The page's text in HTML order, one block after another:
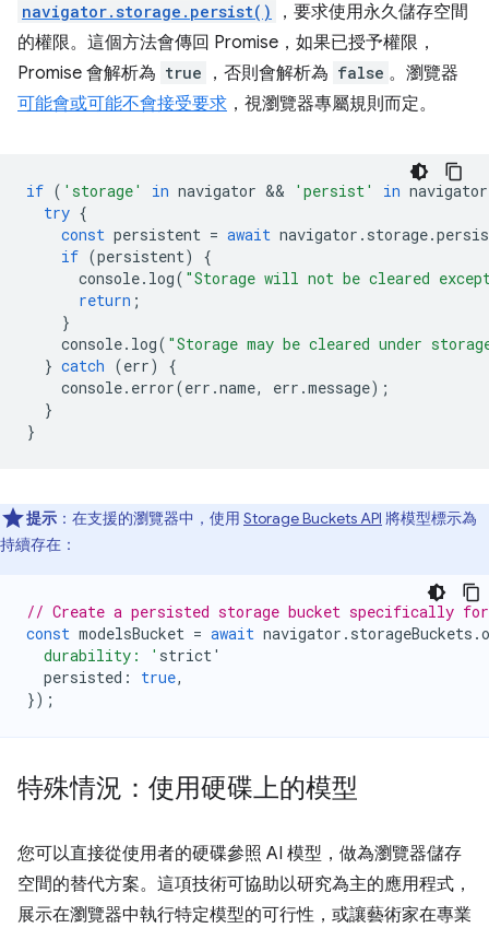
navigator.storage.persist()
，要求使用永久儲存空間
的權限。這個方法會傳回 Promise，如果已授予權限，
Promise 會解析為 true ，否則會解析為 false 。瀏覽器
可能會或可能不會接受要求 ，視瀏覽器專屬規則而定。
if ( 'storage' in navigator && 'persist' in navigator
try {
const persistent = await navigator . storage.
if (persistent)
{
console. log( "Storage will not be cleared
return ;
}
console. log( "Storage may be cleared under
} catch (err)
{
console. error(err .name, err .message);
}
}
提示 ：在支援的瀏覽器中，使用 Storage Buckets API 將模型標示為
持續存在：
// Create a persisted storage bucket specifically for
const modelsBucket = await navigator . storageBuckets .
  durability: '
strict'
persisted : true,
});
特殊情況：使用硬碟上的模型
您可以直接從使用者的硬碟參照 AI 模型，做為瀏覽器儲存
空間的替代方案。這項技術可協助以研究為主的應用程式，
展示在瀏覽器中執行特定模型的可行性，或讓藝術家在專業